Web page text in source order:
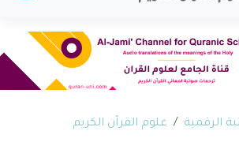
الرقمية
علوم القرآن الكريم